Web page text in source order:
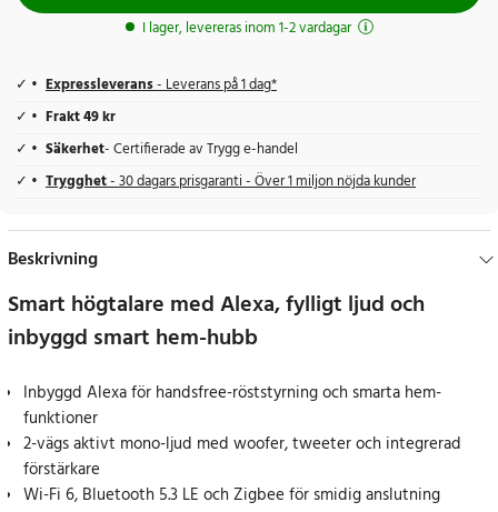
I lager, levereras inom 1-2 vardagar
Expressleverans- Leverans på 1 dag*
Frakt 49 kr
Säkerhet- Certifierade av Trygg e-handel
Trygghet- 30 dagars prisgaranti - Över 1 miljon nöjda kunder
Beskrivning
Smart högtalare med Alexa, fylligt ljud och
inbyggd smart hem-hubb
Inbyggd Alexa för handsfree-röststyrning och smarta hem-
funktioner
2-vägs aktivt mono-ljud med woofer, tweeter och integrerad
förstärkare
Wi-Fi 6, Bluetooth 5.3 LE och Zigbee för smidig anslutning